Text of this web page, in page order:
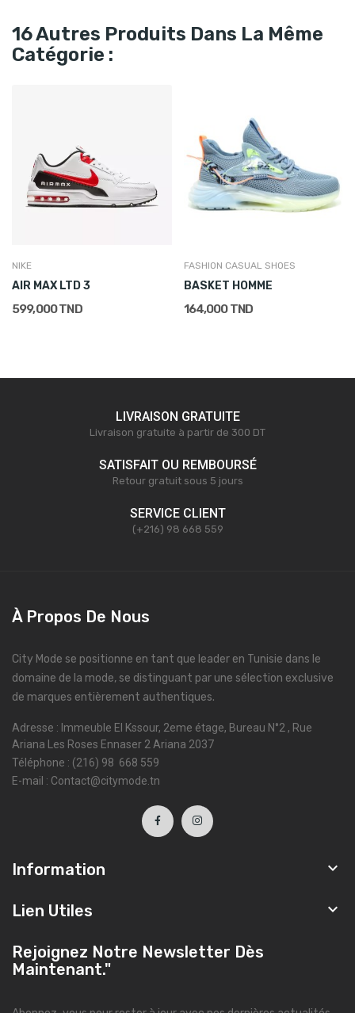
16 Autres Produits Dans La Même
Catégorie :
NIKE
AIR MAX LTD 3
599,000 TND
FASHION CASUAL SHOES
BASKET HOMME
164,000 TND
LIVRAISON GRATUITE
Livraison gratuite à partir de 300 DT
SATISFAIT OU REMBOURSÉ
Retour gratuit sous 5 jours
SERVICE CLIENT
(+216) 98 668 559
À Propos De Nous
City Mode se positionne en tant que leader en Tunisie dans le
domaine de la mode, se distinguant par une sélection exclusive
de marques entièrement authentiques.
Adresse : Immeuble El Kssour, 2eme étage, Bureau N°2 , Rue
Ariana Les Roses Ennaser 2 Ariana 2037
Téléphone : (216) 98 668 559
E-mail : Contact@citymode.tn
Information 
Lien Utiles 
Rejoignez Notre Newsletter Dès
Maintenant."